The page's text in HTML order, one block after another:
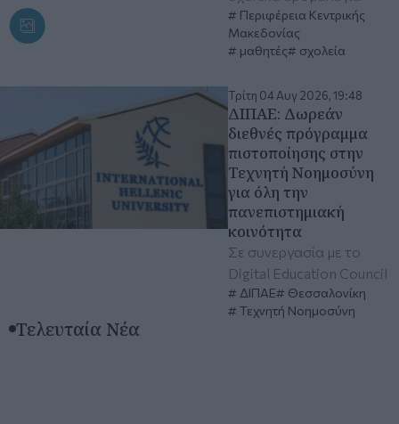
Περιφέρεια Κεντρικής
Μακεδονίας
μαθητές
σχολεία
Τρίτη 04 Αυγ 2026, 19:48
ΔΙΠΑΕ: Δωρεάν
διεθνές πρόγραμμα
πιστοποίησης στην
Τεχνητή Νοημοσύνη
για όλη την
πανεπιστημιακή
κοινότητα
Σε συνεργασία με το
Digital Education Council
ΔΙΠΑΕ
Θεσσαλονίκη
Τεχνητή Νοημοσύνη
Τελευταία Νέα